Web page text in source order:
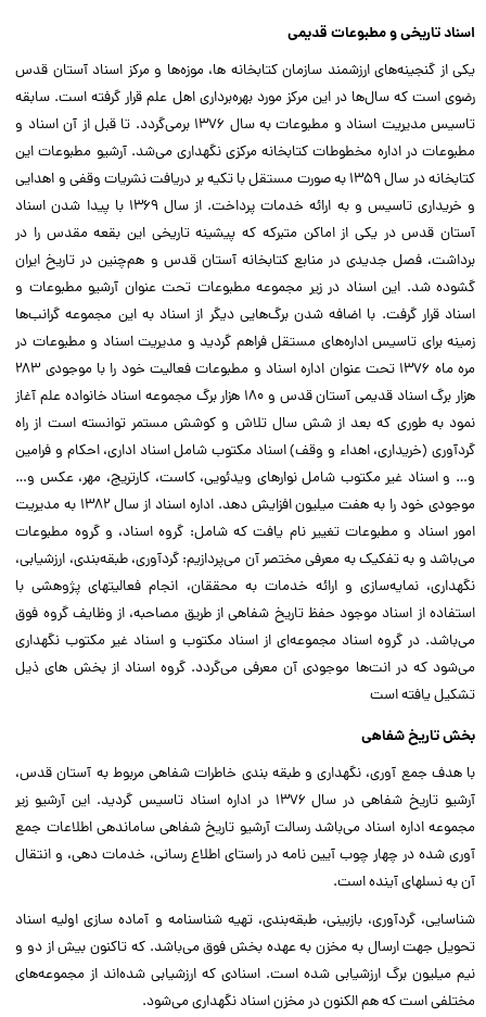
اسناد تاریخی و مطبوعات قدیمی
یکی از گنجینه‌های ارزشمند سازمان کتابخانه ها، موزه‌ها و مرکز اسناد آستان قدس
رضوی است که سال‌ها در این مرکز مورد بهره‌برداری اهل علم قرار گرفته است. سابقه
تاسیس مدیریت اسناد و مطبوعات به سال ۱۳۷۶ برمی‌گردد. تا قبل از آن اسناد و
مطبوعات در اداره مخطوطات کتابخانه مرکزی نگهداری می‌شد. آرشیو مطبوعات این
کتابخانه در سال ۱۳۵۹ به صورت مستقل با تکیه بر دریافت نشریات وقفی و اهدایی
و خریداری تاسیس و به ارائه خدمات پرداخت. از سال ۱۳۶۹ با پیدا شدن اسناد
آستان قدس در یکی از اماکن متبرکه که پیشینه تاریخی این بقعه مقدس را در
برداشت، فصل جدیدی در منابع کتابخانه آستان قدس و هم‌چنین در تاریخ ایران
گشوده شد. این اسناد در زیر مجموعه مطبوعات تحت عنوان آرشیو مطبوعات و
اسناد قرار گرفت. با اضافه شدن برگ‌هایی دیگر از اسناد به این مجموعه گرانب‌ها
زمینه برای تاسیس اداره‌های مستقل فراهم گردید و مدیریت اسناد و مطبوعات در
مره ماه ۱۳۷۶ تحت عنوان اداره اسناد و مطبوعات فعالیت خود را با موجودی ۲۸۳
هزار برگ اسناد قدیمی آستان قدس و ۱۸۰ هزار برگ مجموعه اسناد خانواده علم آغاز
نمود به طوری که بعد از شش سال تلاش و کوشش مستمر توانسته است از راه
گردآوری (خریداری، اهداء و وقف) اسناد مکتوب شامل اسناد اداری، احکام و فرامین
و… و اسناد غیر مکتوب شامل نوارهای ویدئویی‌، کاست، کارتریج، مهر، عکس و…
موجودی خود را به هفت میلیون افزایش دهد. اداره اسناد از سال ۱۳۸۲ به مدیریت
امور اسناد و مطبوعات تغییر نام یافت که شامل: گروه اسناد، و گروه مطبوعات
می‌باشد و به تفکیک به معرفی مختصر آن می‌پردازیم: گردآوری، طبقه‌بندی، ارزشیابی،
نگهداری، نمایه‌سازی و ارائه خدمات به محققان، انجام فعالیتهای پژوهشی با
استفاده از اسناد موجود حفظ تاریخ شفاهی از طریق مصاحبه، از وظایف گروه فوق
می‌باشد. در گروه اسناد مجموعه‌ای از اسناد مکتوب و اسناد غیر مکتوب نگهداری
می‌شود که در انت‌ها موجودی آن معرفی می‌گردد. گروه اسناد از بخش های ذیل
تشکیل یافته است
بخش تاریخ شفاهی
با هدف جمع آوری، نگهداری و طبقه بندی خاطرات شفاهی مربوط به آستان قدس،
آرشیو تاریخ شفاهی در سال ۱۳۷۶ در اداره اسناد تاسیس گردید. این آرشیو زیر
مجموعه اداره اسناد می‌باشد رسالت آرشیو تاریخ شفاهی ساماندهی اطلاعات جمع
آوری شده در چهار چوب آیین نامه در راستای اطلاع رسانی، خدمات دهی، و انتقال
آن به نسلهای آینده است.
شناسایی، گردآوری، بازبینی، طبقه‌بندی، تهیه شناسنامه و آماده سازی اولیه اسناد
تحویل جهت ارسال به مخزن به عهده بخش فوق می‌باشد. که تاکنون بیش از دو و
نیم میلیون برگ ارزشیابی شده است. اسنادی که ارزشیابی شده‌اند از مجموعه‌های
مختلفی است که هم الکنون در مخزن اسناد نگهداری می‌شود.